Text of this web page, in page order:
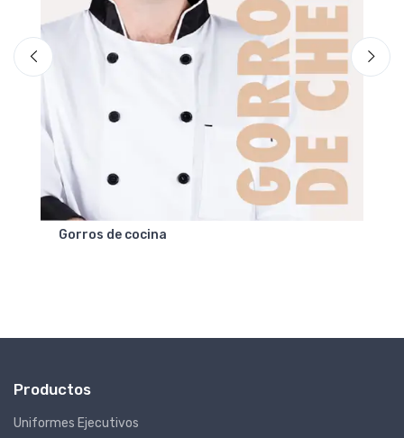
Gorros de cocina
Productos
Uniformes Ejecutivos